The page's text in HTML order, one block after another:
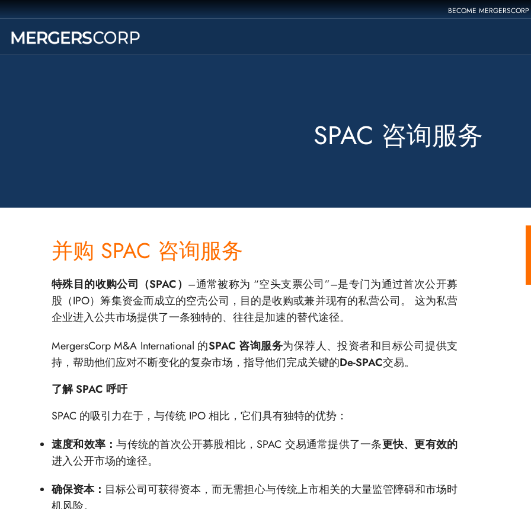
BECOME
SPAC 咨询服务
并购 SPAC 咨询服务
特殊目的收购公司（SPAC） –通常被称为 “空头支票公司”–是专门为通过首次公开募
股（IPO）筹集资金而成立的空壳公司，目的是收购或兼并现有的私营公司。 这为私营
企业进入公共市场提供了一条独特的、往往是加速的替代途径。
MergersCorp M&A International 的SPAC 咨询服务为保荐人、投资者和目标公司提供支
持，帮助他们应对不断变化的复杂市场，指导他们完成关键的De-SPAC交易。
了解 SPAC 呼吁
SPAC 的吸引力在于，与传统 IPO 相比，它们具有独特的优势：
速度和效率：与传统的首次公开募股相比，SPAC 交易通常提供了一条更快、更有效的
进入公开市场的途径。
确保资本： 目标公司可获得资本，而无需担心与传统上市相关的大量监管障碍和市场时